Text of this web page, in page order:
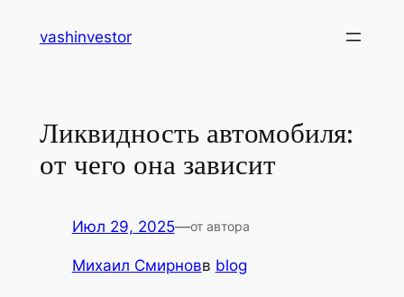
vashinvestor
Ликвидность автомобиля:
от чего она зависит
Июл 29, 2025—от автора
Михаил Смирновв blog